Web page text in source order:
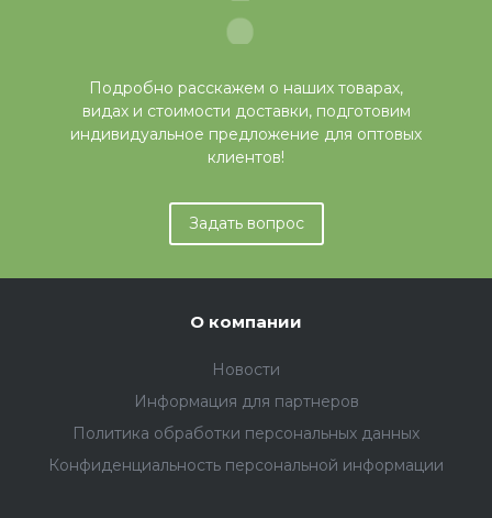
Подробно расскажем о наших товарах,
видах и стоимости доставки, подготовим
индивидуальное предложение для оптовых
клиентов!
Задать вопрос
О компании
Новости
Информация для партнеров
Политика обработки персональных данных
Конфиденциальность персональной информации